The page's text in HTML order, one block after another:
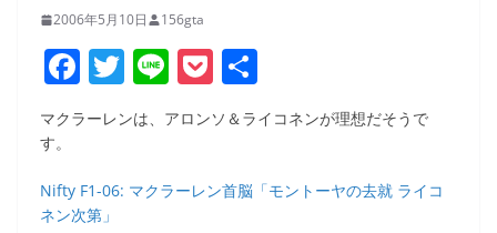
2006年5月10日 156gta
F
a
c
e
b
T
w
itt
er
Li
n
e
P
o
ck
et
有
マクラーレンは、アロンソ＆ライコネンが理想だそうで
す。
Nifty F1-06: マクラーレン首脳「モントーヤの去就 ライコ
ネン次第」